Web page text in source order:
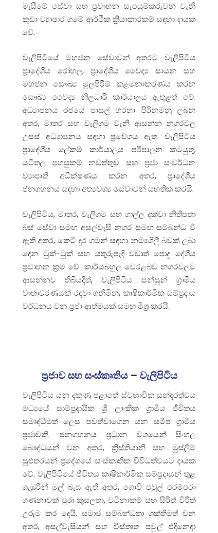
මැසීමේ සේවා සහ ප්‍රවාහන සැපයුම්කරුවන් වැනි
කුඩා ව්‍යාපාර ගමේ ආර්ථික ක්‍රියාකාරකම් සඳහා දායක
වේ.
වැලිපිටියේ මහජන සේවාවන් අතරට වැලිපිටිය
ප්‍රාදේශීය රෝහල, ප්‍රාදේශීය වෛද්‍ය සායන සහ
මහජන සෞඛ්‍ය මුලපිරීම් කළමනාකරණය කරන
සෞඛ්‍ය වෛද්‍ය නිලධාරී කාර්යාලය ඇතුළත් වේ.
අධ්‍යාපනය රජයේ පාසල් හරහා පිරිනමනු ලබන
අතර, මාතර සහ වැලිගම වැනි ආසන්න නගරවල
උසස් අධ්‍යාපනය සඳහා ප්‍රවේශය ඇත. වැලිපිටිය
ප්‍රාදේශීය ලේකම් කාර්යාලය පරිපාලන කටයුතු,
යටිතල පහසුකම් නඩත්තුව සහ ප්‍රජා සංවර්ධන
ව්‍යාපෘති අධීක්ෂණය කරන අතර, ප්‍රාදේශීය
ජනගහනය සඳහා අත්‍යවශ්‍ය සේවාවන් සහතික කරයි.
වැලිපිටිය, මාතර, වැලිගම සහ ගාල්ල දක්වා නිතිපතා
බස් සේවා සමඟ අසල්වැසි නගර සමඟ සම්බන්ධ වී
ඇති අතර, කෙටි දුර ගමන් සඳහා නම්‍යශීලී බවක් ලබා
දෙන ටුක්-ටුක් සහ යතුරුපැදි වඩාත් පොදු දේශීය
ප්‍රවාහන ක්‍රම වේ. කාර්යබහුල වෙරළබඩ නගරවලට
ආසන්නව තිබියදීත්, වැලිපිටිය සන්සුන් ග්‍රාමීය
වාතාවරණයක් රඳවා ගනිමින්, කෘෂිකාර්මික සම්ප්‍රදාය
වර්ධනය වන ප්‍රජා ආත්මයක් සමඟ මිශ්‍ර කරයි.
ප්‍රජාව සහ සංස්කෘතිය – වැලිපිටිය
වැලිපිටිය යනු දකුණු පළාතේ ස්වභාවික සුන්දරත්වය
මධ්‍යයේ සාම්ප්‍රදායික ශ්‍රී ලාංකික ග්‍රාමීය ජීවිතය
සමෘද්ධිමත් ලෙස පවත්වාගෙන යන සමීප ග්‍රාමීය
ප්‍රජාවකි. ජනගහනය ප්‍රධාන වශයෙන් සිංහල
බෞද්ධයන් වන අතර, ක්‍රිස්තියානි සහ මුස්ලිම්
සුළුතරයන් ප්‍රදේශයේ සංස්කෘතික විවිධත්වයට දායක
වේ. වැලිපිටියේ ජීවිතය කෘෂිකාර්මික සම්ප්‍රදායන් තුළ
ගැඹුරින් මුල් බැස ඇති අතර, ගොවි පවුල් පරම්පරා
ගණනාවක් පුරා කුසලතා, වටිනාකම් සහ සිරිත් විරිත්
උරුම කර දෙයි. සමාජ සම්බන්ධතා ශක්තිමත් වන
අතර, අසල්වැසියන් සහ විස්තෘත පවුල් එදිනෙදා